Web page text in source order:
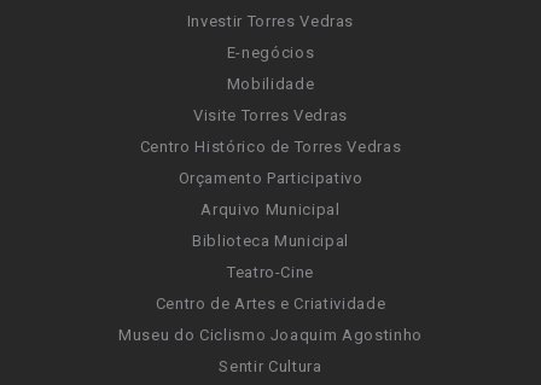
Investir Torres Vedras
E-negócios
Mobilidade
Visite Torres Vedras
Centro Histórico de Torres Vedras
Orçamento Participativo
Arquivo Municipal
Biblioteca Municipal
Teatro-Cine
Centro de Artes e Criatividade
Museu do Ciclismo Joaquim Agostinho
Sentir Cultura